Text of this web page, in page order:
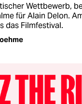
Wettbewerb,
für Alain Delon.
das Filmfestival.